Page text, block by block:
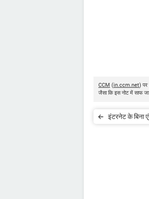
CCM (in.ccm.net)
जैसा कि इस नोट में साफ
इंटरनेट के बिना